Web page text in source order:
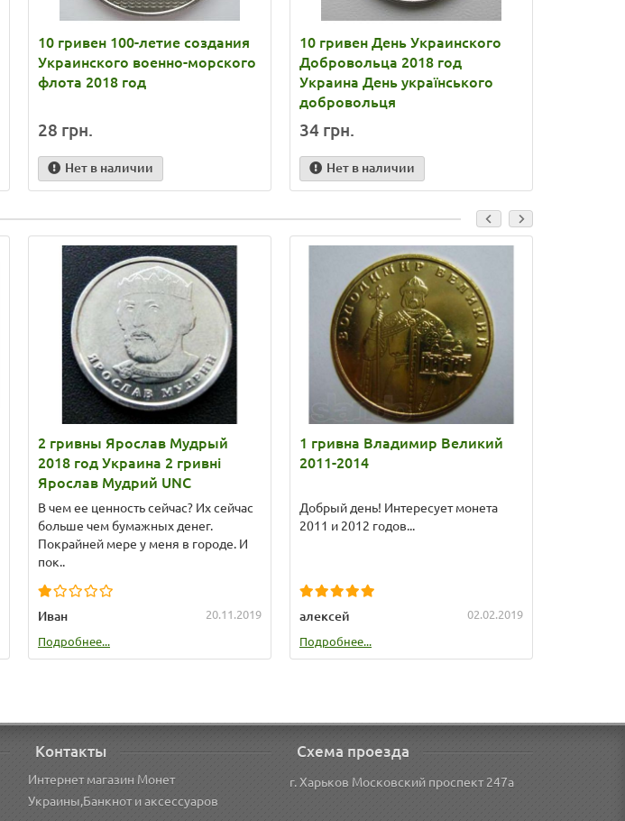
10 гривен 100-летие создания
Украинского военно-морского
флота 2018 год
28 грн.
Нет в наличии
10 гривен День Украинского
Добровольца 2018 год
Украина День українського
добровольця
34 грн.
Нет в наличии
2 гривны Ярослав Мудрый
2018 год Украина 2 гривні
Ярослав Мудрий UNC
В чем ее ценность сейчас? Их сейчас
больше чем бумажных денег.
Покрайней мере у меня в городе. И
пок..
Иван 20.11.2019
Подробнее...
1 гривна Владимир Великий
2011-2014
Добрый день! Интересует монета
2011 и 2012 годов...
алексей 02.02.2019
Подробнее...
Контакты
Интернет магазин Монет
Украины,Банкнот и аксессуаров
Схема проезда
г. Харьков Московский проспект 247а